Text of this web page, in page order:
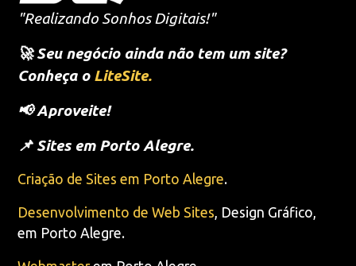
"Realizando Sonhos Digitais!"
🚀 Seu negócio ainda não tem um site?
Conheça o LiteSite.
📢 Aproveite!
📌 Sites em Porto Alegre.
Criação de Sites em Porto Alegre.
Desenvolvimento de Web Sites, Design Gráfico,
em Porto Alegre.